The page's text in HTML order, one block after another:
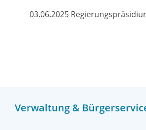
Verwaltung &
03.06.2025